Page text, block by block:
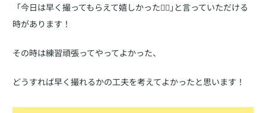
「今日は早く撮ってもらえて嬉しかった👍🏼｣と言っていただける
時があります！
その時は練習頑張ってやってよかった、
どうすれば早く撮れるかの工夫を考えてよかったと思います！